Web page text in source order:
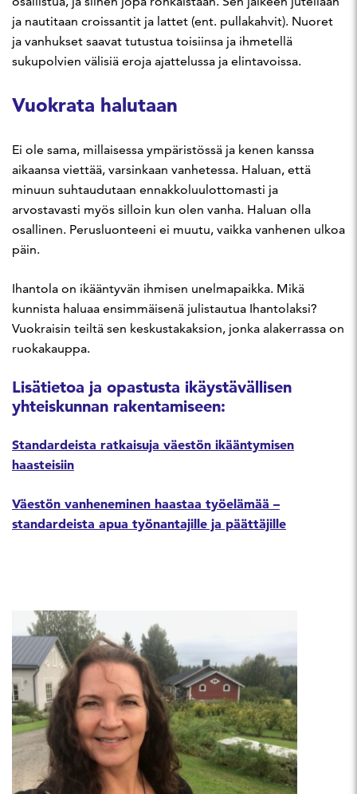
ja nautitaan croissantit ja lattet (ent. pullakahvit). Nuoret
ja vanhukset saavat tutustua toisiinsa ja ihmetellä
sukupolvien välisiä eroja ajattelussa ja elintavoissa.
Vuokrata halutaan
Ei ole sama, millaisessa ympäristössä ja kenen kanssa
aikaansa viettää, varsinkaan vanhetessa. Haluan, että
minuun suhtaudutaan ennakkoluulottomasti ja
arvostavasti myös silloin kun olen vanha. Haluan olla
osallinen. Perusluonteeni ei muutu, vaikka vanhenen ulkoa
päin.
Ihantola on ikääntyvän ihmisen unelmapaikka. Mikä
kunnista haluaa ensimmäisenä julistautua Ihantolaksi?
Vuokraisin teiltä sen keskustakaksion, jonka alakerrassa on
ruokakauppa.
Lisätietoa ja opastusta ikäystävällisen
yhteiskunnan rakentamiseen:
Standardeista ratkaisuja väestön ikääntymisen
haasteisiin
Väestön vanheneminen haastaa työelämää –
standardeista apua työnantajille ja päättäjille